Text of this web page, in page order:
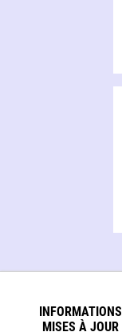
INFORMATIONS
MISES À JOUR